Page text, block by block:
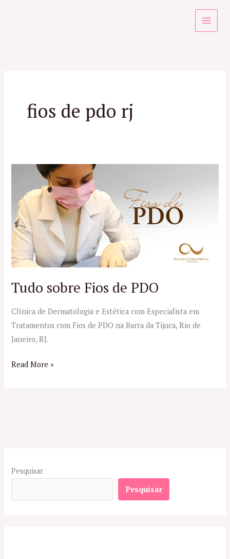
fios de pdo rj
Tudo sobre Fios de PDO
Clínica de Dermatologia e Estética com Especialista em
Tratamentos com Fios de PDO na Barra da Tijuca, Rio de
Janeiro, RJ.
Fios
de
PDO
Read More »
Pesquisar
Pesquisar